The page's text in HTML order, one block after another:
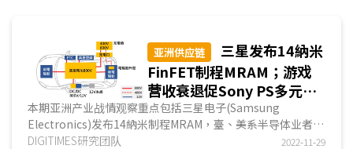
亚洲供应链
三星发布14納米
FinFET制程MRAM；游戏
营收衰退促Sony PS多元开
拓潜在玩家；中国车企陆续
发布800V SiC高压平臺
本期亚洲产业战情观察重点包括三星电子(Samsung
Electronics)发布14納米制程MRAM，臺、美系半导体业者紧
追在后；PS5主机销量受制于芯片短缺并影响游戏营收，促
DIGITIMES研究团队 2022-11-29